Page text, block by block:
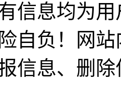
信息均为
自负！网
信息、删